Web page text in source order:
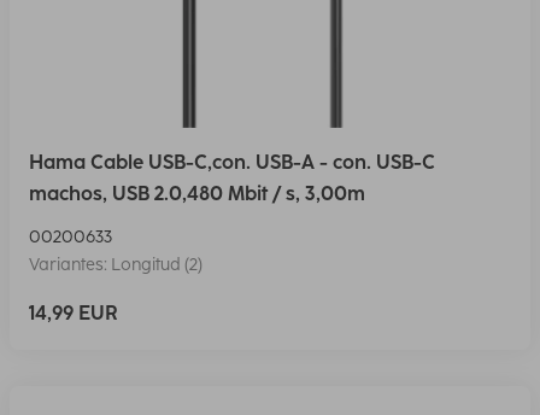
Hama Cable USB-C,con. USB-A - con. USB-C
machos, USB 2.0,480 Mbit / s, 3,00m
00200633
Variantes: Longitud (2)
14,99 EUR